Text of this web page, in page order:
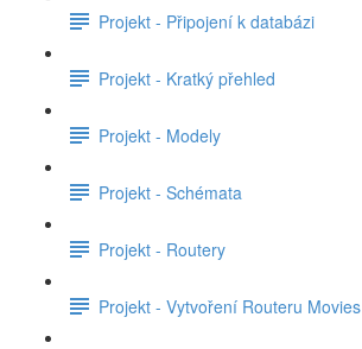
Projekt - Připojení k databázi
Projekt - Kratký přehled
Projekt - Modely
Projekt - Schémata
Projekt - Routery
Projekt - Vytvoření Routeru Movies